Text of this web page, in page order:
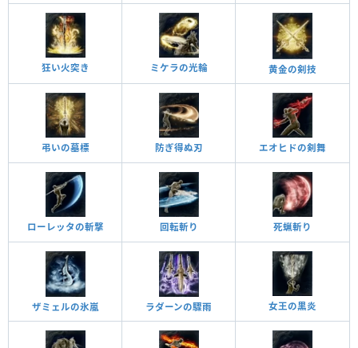
狂い火突き ミケラの光輪 黄金の剣技
弔いの墓標 防ぎ得ぬ刃 エオヒドの剣舞
ローレッタの斬撃 回転斬り 死蝋斬り
ザミェルの氷嵐 ラダーンの驟雨 女王の黒炎